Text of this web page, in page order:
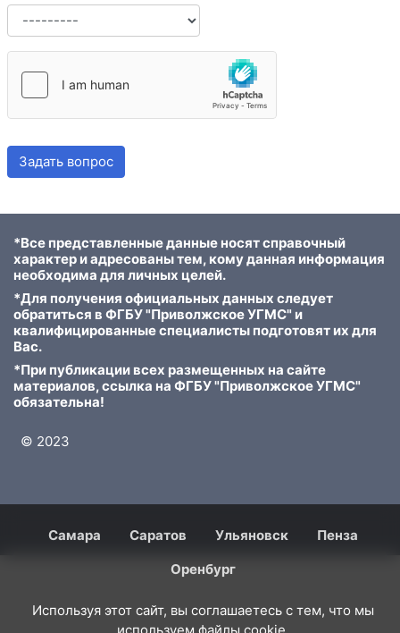
Задать вопрос
*Все представленные данные носят справочный
характер и адресованы тем, кому данная информация
необходима для личных целей.
*Для получения официальных данных следует
обратиться в ФГБУ "Приволжское УГМС" и
квалифицированные специалисты подготовят их для
Вас.
*При публикации всех размещенных на сайте
материалов, ссылка на ФГБУ "Приволжское УГМС"
обязательна!
© 2023
Самара Саратов Ульяновск
Пенза
Оренбург
Используя этот сайт, вы соглашаетесь с тем, что мы